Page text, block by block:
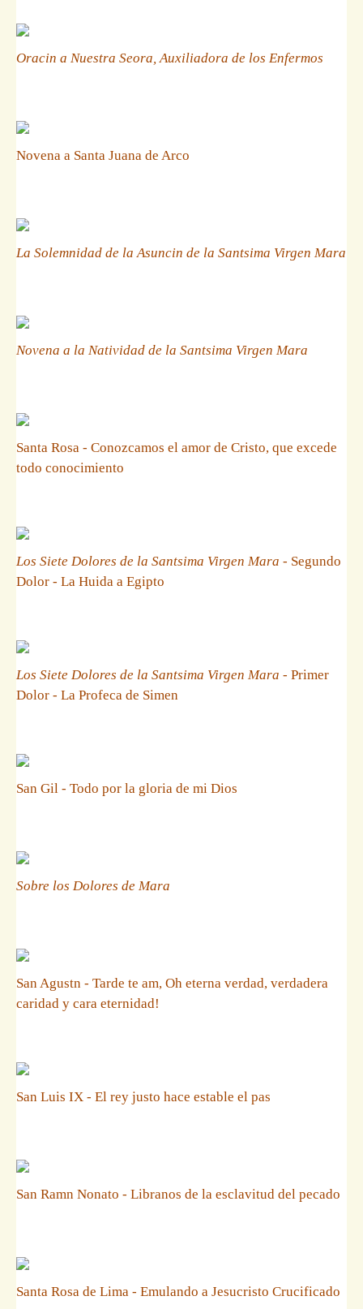
Oracin a Nuestra Seora, Auxiliadora de los Enfermos
Novena a Santa Juana de Arco
La Solemnidad de la Asuncin de la Santsima Virgen Mara
Novena a la Natividad de la Santsima Virgen Mara
Santa Rosa - Conozcamos el amor de Cristo, que excede
todo conocimiento
Los Siete Dolores de la Santsima Virgen Mara - Segundo
Dolor - La Huida a Egipto
Los Siete Dolores de la Santsima Virgen Mara - Primer
Dolor - La Profeca de Simen
San Gil - Todo por la gloria de mi Dios
Sobre los Dolores de Mara
San Agustn - Tarde te am, Oh eterna verdad, verdadera
caridad y cara eternidad!
San Luis IX - El rey justo hace estable el pas
San Ramn Nonato - Libranos de la esclavitud del pecado
Santa Rosa de Lima - Emulando a Jesucristo Crucificado